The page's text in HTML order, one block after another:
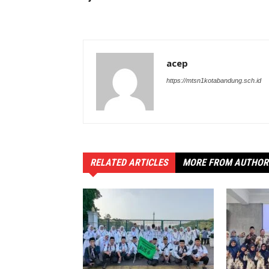
acep
https://mtsn1kotabandung.sch.id
RELATED ARTICLES MORE FROM AUTHOR